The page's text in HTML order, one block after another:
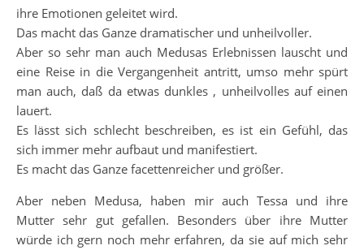
ihre Emotionen geleitet wird.
Das macht das Ganze dramatischer und unheilvoller.
Aber so sehr man auch Medusas Erlebnissen lauscht und
eine Reise in die Vergangenheit antritt, umso mehr spürt
man auch, daß da etwas dunkles , unheilvolles auf einen
lauert.
Es lässt sich schlecht beschreiben, es ist ein Gefühl, das
sich immer mehr aufbaut und manifestiert.
Es macht das Ganze facettenreicher und größer.
Aber neben Medusa, haben mir auch Tessa und ihre
Mutter sehr gut gefallen. Besonders über ihre Mutter
würde ich gern noch mehr erfahren, da sie auf mich sehr